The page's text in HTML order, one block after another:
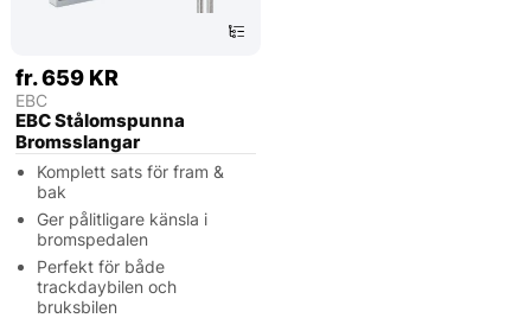
fr. 659 KR
EBC
EBC Stålomspunna
Bromsslangar
Komplett sats för fram &
bak
Ger pålitligare känsla i
bromspedalen
Perfekt för både
trackdaybilen och
bruksbilen